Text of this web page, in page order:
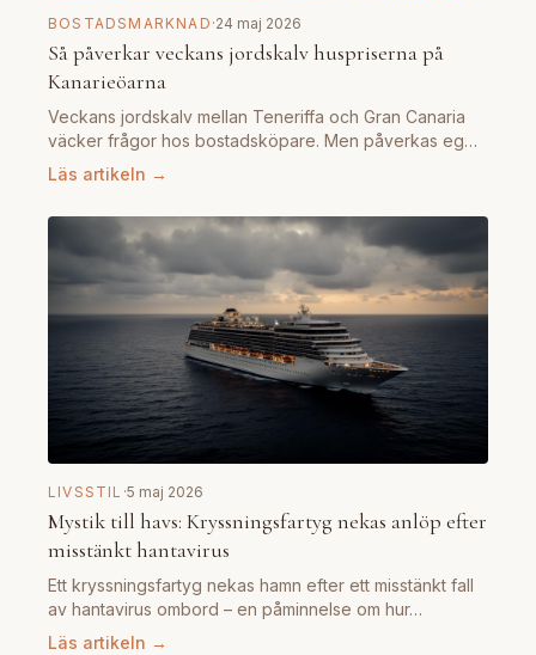
BOSTADSMARKNAD ·24 maj 2026
Så påverkar veckans jordskalv huspriserna på
Kanarieöarna
Veckans jordskalv mellan Teneriffa och Gran Canaria
väcker frågor hos bostadsköpare. Men påverkas eg…
Läs artikeln →
LIVSSTIL ·5 maj 2026
Mystik till havs: Kryssningsfartyg nekas anlöp efter
misstänkt hantavirus
Ett kryssningsfartyg nekas hamn efter ett misstänkt fall
av hantavirus ombord – en påminnelse om hur…
Läs artikeln →